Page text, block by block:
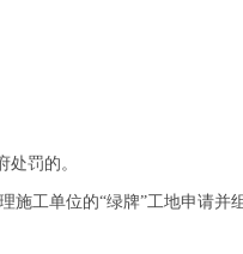
罚的。
工单位的“绿牌”工地申请并